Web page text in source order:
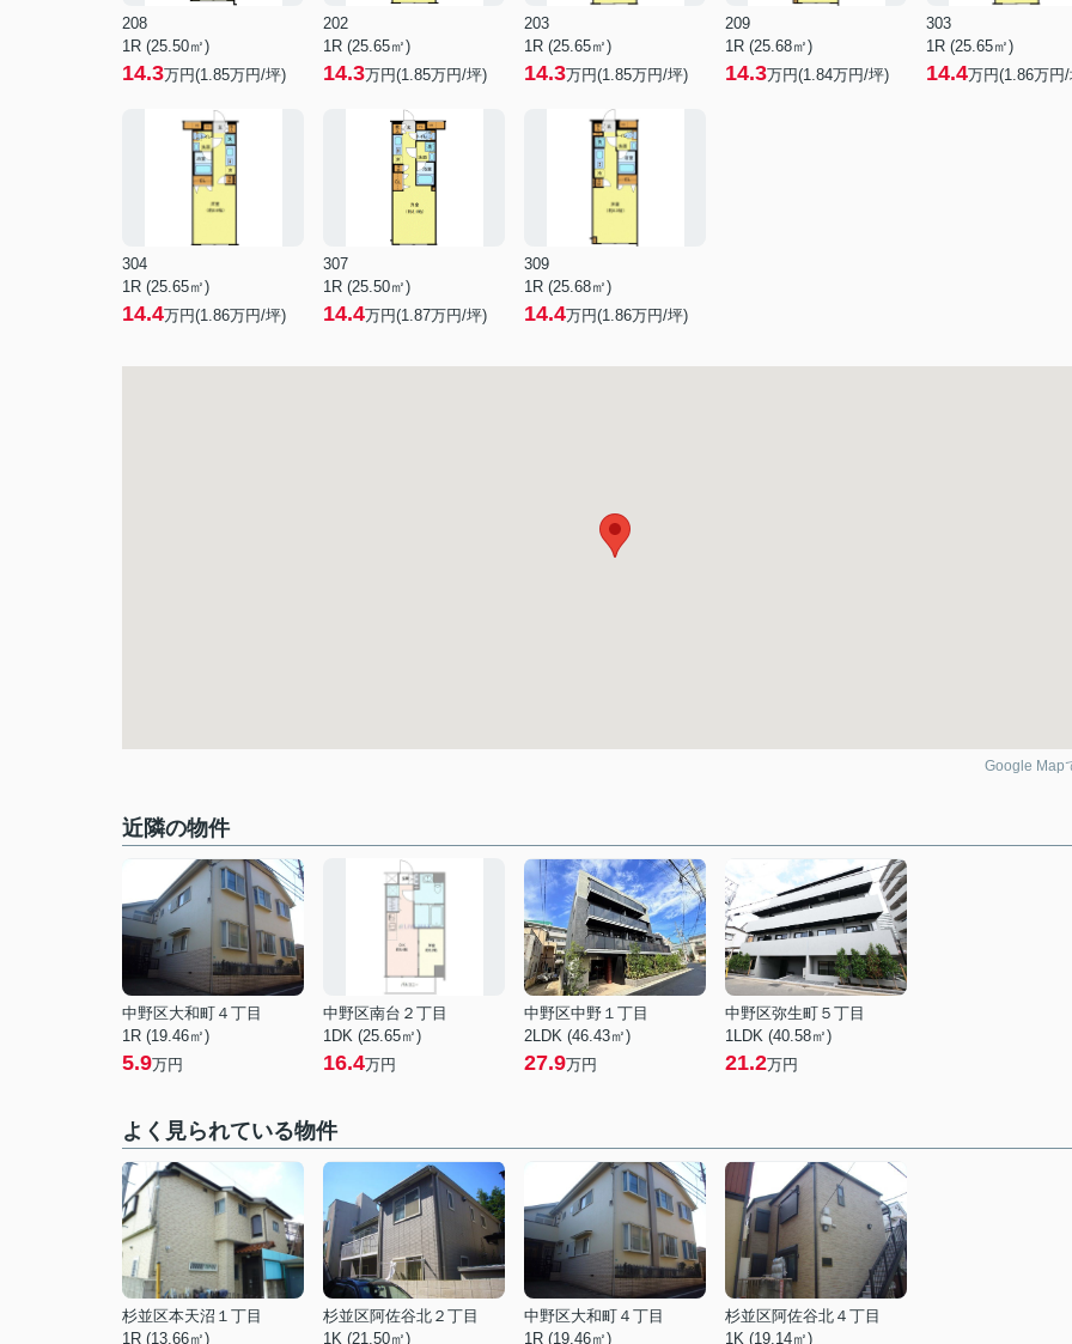
208
1R (25.50㎡)
14.3万円(1.85万円/坪)
202
1R (25.65㎡)
14.3万円(1.85万円/坪)
203
1R (25.65㎡)
14.3万円(1.85万円/坪)
209
1R (25.68㎡)
14.3万円(1.84万円/坪)
303
1R (25.65㎡)
14.4万円(1.86万円
304
1R (25.65㎡)
14.4万円(1.86万円/坪)
307
1R (25.50㎡)
14.4万円(1.87万円/坪)
309
1R (25.68㎡)
14.4万円(1.86万円/坪)
Google Map
近隣の物件
中野区大和町４丁目
1R (19.46㎡)
5.9万円
中野区南台２丁目
1DK (25.65㎡)
16.4万円
中野区中野１丁目
2LDK (46.43㎡)
27.9万円
中野区弥生町５丁目
1LDK (40.58㎡)
21.2万円
よく見られている物件
杉並区本天沼１丁目
1R (13.66㎡)
杉並区阿佐谷北２丁目
1K (21.50㎡)
中野区大和町４丁目
1R (19.46㎡)
杉並区阿佐谷北４丁目
1K (19.14㎡)